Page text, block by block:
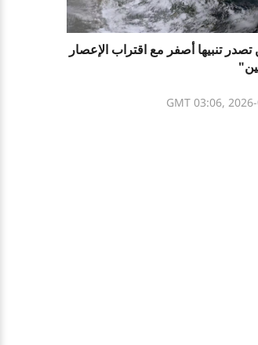
تصدر تنبيها أصفر مع اقتراب الإعصار
GMT 03:06,